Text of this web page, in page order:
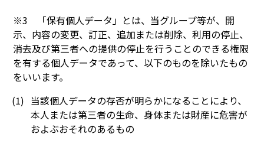
※3 「保有個人データ」とは、当グループ等が、開
示、内容の変更、訂正、追加または削除、利用の停止、
消去及び第三者への提供の停止を行うことのできる権限
を有する個人データであって、以下のものを除いたもの
をいいます。
当該個人データの存否が明らかになることにより、
本人または第三者の生命、身体または財産に危害が
およぶおそれのあるもの